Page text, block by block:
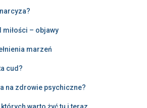
miłości – objawy
marzeń
cud?
na zdrowie psychiczne?